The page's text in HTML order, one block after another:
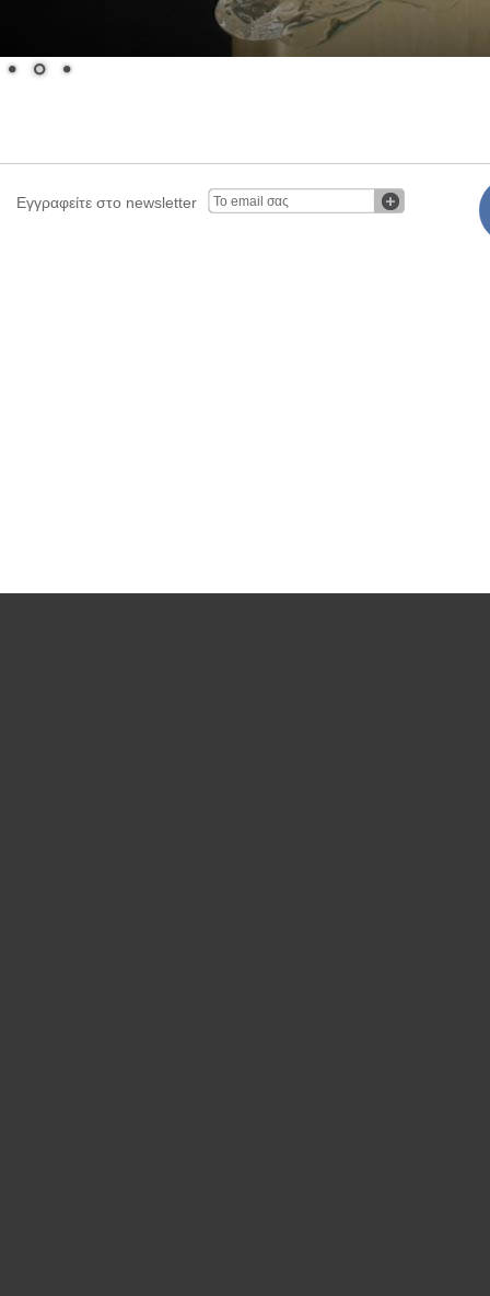
Εγγραφείτε στο newsletter